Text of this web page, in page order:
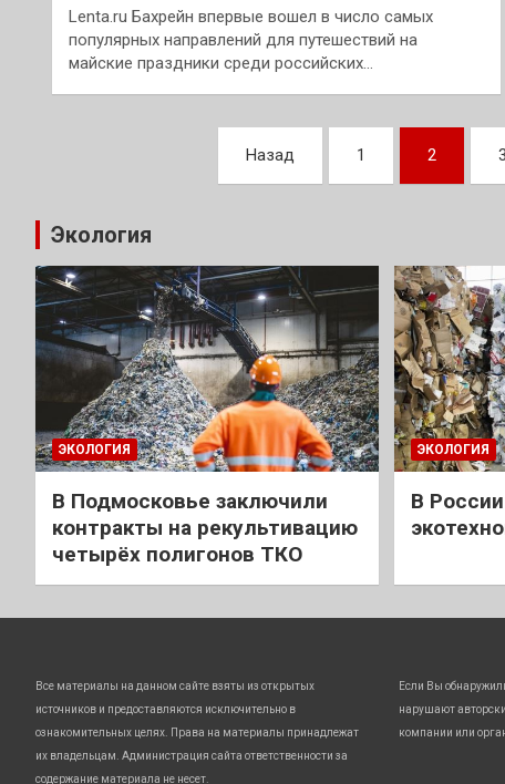
Lenta.ru Бахрейн впервые вошел в число самых
популярных направлений для путешествий на
майские праздники среди российских…
Назад 1 2 3
Экология
ЭКОЛОГИЯ
В Подмосковье заключили
контракты на рекультивацию
четырёх полигонов ТКО
ЭКОЛОГИЯ
В
Все материалы на данном сайте взяты из открытых
источников и предоставляются исключительно в
ознакомительных целях. Права на материалы принадлежат
их владельцам. Администрация сайта ответственности за
содержание материала не несет.
Если Вы
нарушают
компании или